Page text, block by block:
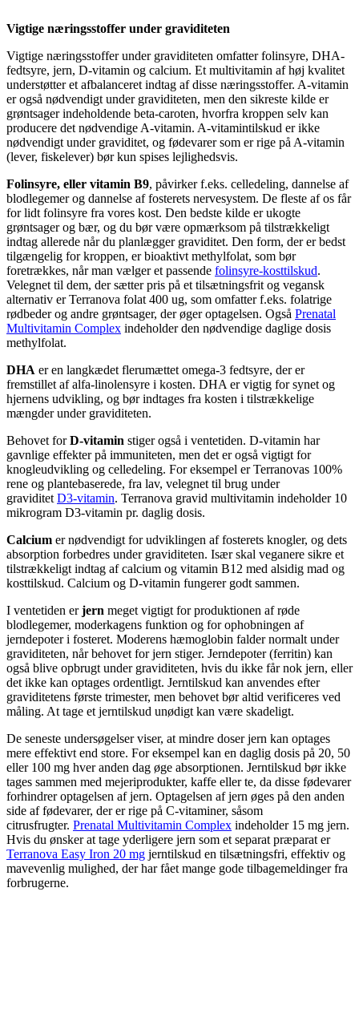
Vigtige næringsstoffer under graviditeten
Vigtige næringsstoffer under graviditeten omfatter folinsyre, DHA-
fedtsyre, jern, D-vitamin og calcium. Et multivitamin af høj kvalitet
understøtter et afbalanceret indtag af disse næringsstoffer. A-vitamin
er også nødvendigt under graviditeten, men den sikreste kilde er
grøntsager indeholdende beta-caroten, hvorfra kroppen selv kan
producere det nødvendige A-vitamin. A-vitamintilskud er ikke
nødvendigt under graviditet, og fødevarer som er rige på A-vitamin
(lever, fiskelever) bør kun spises lejlighedsvis.
Folinsyre, eller vitamin B9, påvirker f.eks. celledeling, dannelse af
blodlegemer og dannelse af fosterets nervesystem. De fleste af os får
for lidt folinsyre fra vores kost. Den bedste kilde er ukogte
grøntsager og bær, og du bør være opmærksom på tilstrækkeligt
indtag allerede når du planlægger graviditet. Den form, der er bedst
tilgængelig for kroppen, er bioaktivt methylfolat, som bør
foretrækkes, når man vælger et passende folinsyre-kosttilskud.
Velegnet til dem, der sætter pris på et tilsætningsfrit og vegansk
alternativ erTerranova folat 400 ug, som omfatter f.eks. folatrige
rødbeder og andre grøntsager, der øger optagelsen. Også Prenatal
Multivitamin Complex indeholder den nødvendige daglige dosis
methylfolat.
DHA er en langkædet flerumættet omega-3 fedtsyre, der er
fremstillet af alfa-linolensyre i kosten. DHA er vigtig for synet og
hjernens udvikling, og bør indtages fra kosten i tilstrækkelige
mængder under graviditeten.
Behovet forD-vitamin stiger også i ventetiden. D-vitamin har
gavnlige effekter på immuniteten, men det er også vigtigt for
knogleudvikling og celledeling. For eksempel er Terranovas 100%
rene og plantebaserede, fra lav, velegnet til brug under
graviditet D3-vitamin. Terranova gravid multivitamin indeholder 10
mikrogram D3-vitamin pr. daglig dosis.
Calcium er nødvendigt for udviklingen af ​​fosterets knogler, og dets
absorption forbedres under graviditeten. Især skal veganere sikre et
tilstrækkeligt indtag af calcium og vitamin B12 med alsidig mad og
kosttilskud. Calcium og D-vitamin fungerer godt sammen.
I ventetiden erjern meget vigtigt for produktionen af ​​røde
blodlegemer, moderkagens funktion og for ophobningen af ​​
jerndepoter i fosteret. Moderens hæmoglobin falder normalt under
graviditeten, når behovet for jern stiger. Jerndepoter (ferritin) kan
også blive opbrugt under graviditeten, hvis du ikke får nok jern, eller
det ikke kan optages ordentligt. Jerntilskud kan anvendes efter
graviditetens første trimester, men behovet bør altid verificeres ved
måling. At tage et jerntilskud unødigt kan være skadeligt.
De seneste undersøgelser viser, at mindre doser jern kan optages
mere effektivt end store. For eksempel kan en daglig dosis på 20, 50
eller 100 mg hver anden dag øge absorptionen. Jerntilskud bør ikke
tages sammen med mejeriprodukter, kaffe eller te, da disse fødevarer
forhindrer optagelsen af ​​jern. Optagelsen af ​​jern øges på den anden
side af fødevarer, der er rige på C-vitaminer, såsom
citrusfrugter. Prenatal Multivitamin Complex indeholder 15 mg jern.
Hvis du ønsker at tage yderligere jern som et separat præparat er
Terranova Easy Iron 20 mg jerntilskud en tilsætningsfri, effektiv og
mavevenlig mulighed, der har fået mange gode tilbagemeldinger fra
forbrugerne.